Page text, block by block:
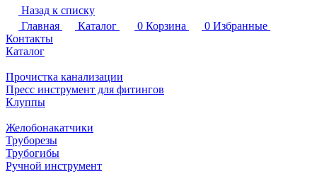
Назад к списку
Главная
Каталог 0 Корзина 0 Избранные
Контакты
Каталог
Прочистка канализации
Пресс инструмент для фитингов
Клуппы
Желобонакатчики
Труборезы
Трубогибы
Ручной инструмент